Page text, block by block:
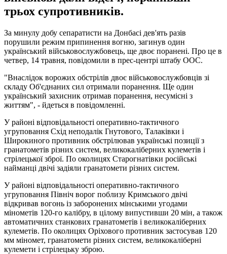
трьох супротивників.
За минулу добу сепаратисти на Донбасі дев'ять разів
порушили режим припинення вогню, загинув один
український військовослужбовець, ще двоє поранені. Про це в
четвер, 14 травня, повідомили в прес-центрі штабу ООС.
"Внаслідок ворожих обстрілів двоє військовослужбовців зі
складу Об'єднаних сил отримали поранення. Ще один
український захисник отримав поранення, несумісні з
життям", - йдеться в повідомленні.
У районі відповідальності оперативно-тактичного
угруповання Схід неподалік Гнутового, Талаківки і
Широкиного противник обстрілював українські позиції з
гранатометів різних систем, великокаліберних кулеметів і
стрілецької зброї. По околицях Старогнатівки російські
найманці двічі задіяли гранатомети різних систем.
У районі відповідальності оперативно-тактичного
угруповання Північ ворог поблизу Кримського двічі
відкривав вогонь із заборонених мінськими угодами
мінометів 120-го калібру, в цілому випустивши 20 мін, а також
автоматичних станкових гранатометів і великокаліберних
кулеметів. По околицях Оріхового противник застосував 120
мм міномет, гранатомети різних систем, великокаліберні
кулемети і стрілецьку зброю.